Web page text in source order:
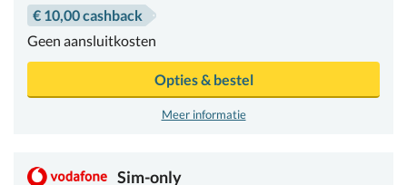
€ 10,00 cashback
Geen aansluitkosten
Opties & bestel
Meer informatie
Sim-only